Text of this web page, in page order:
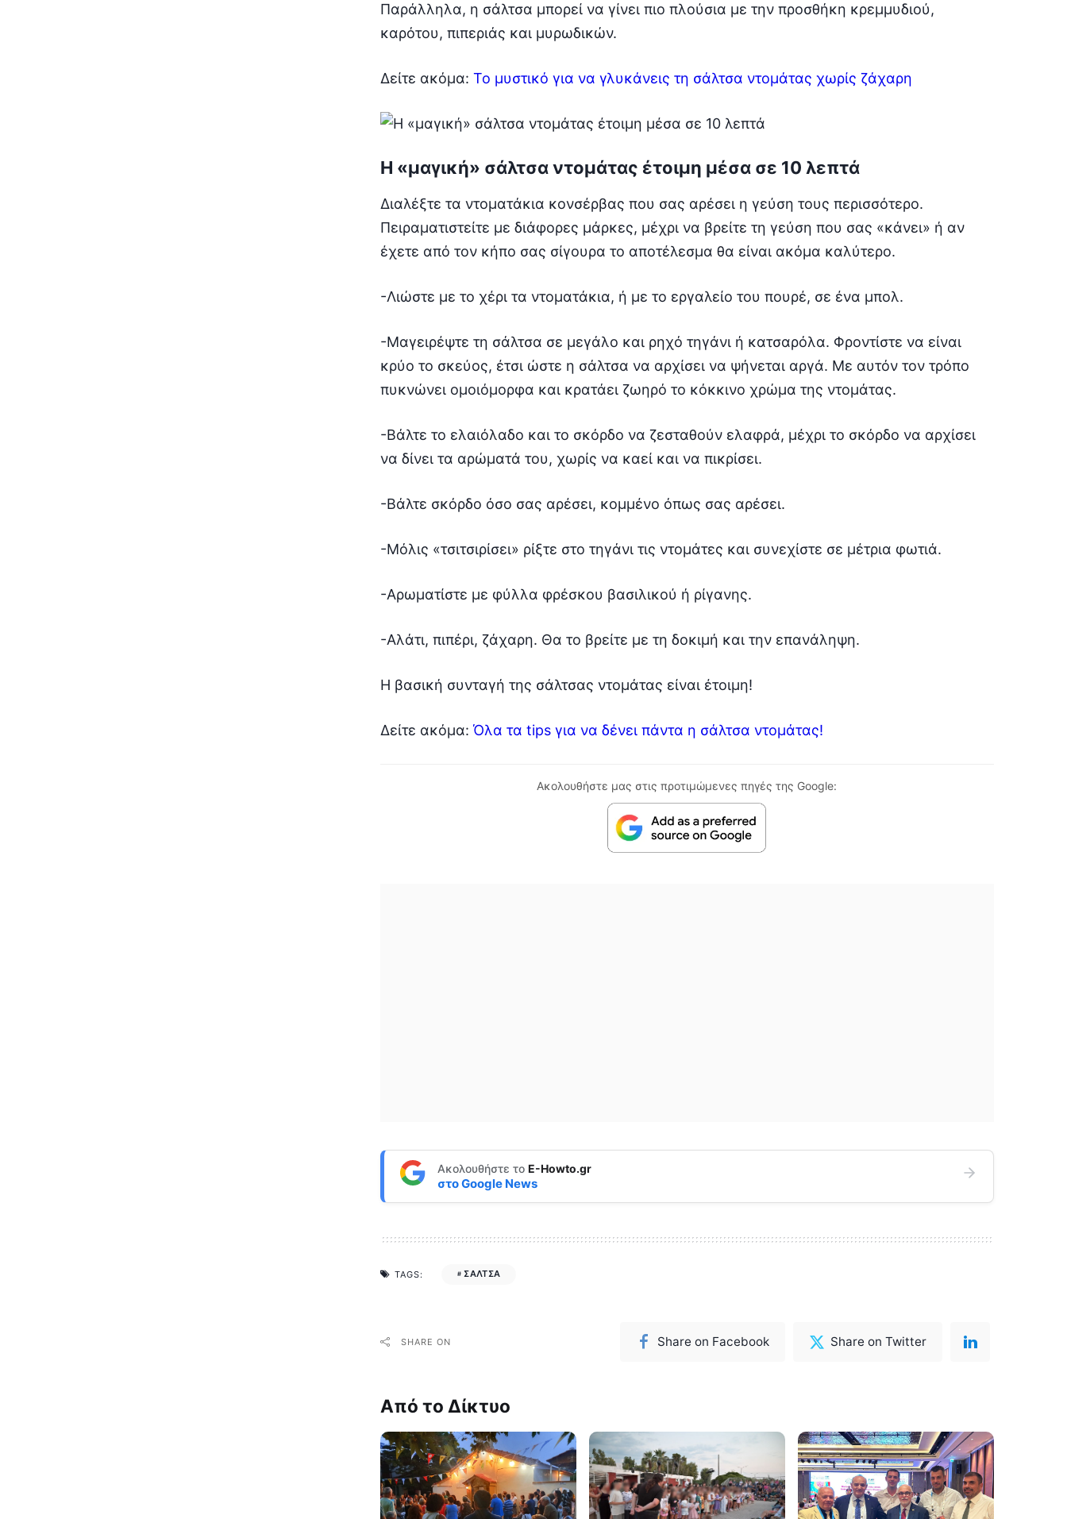
Παράλληλα, η σάλτσα μπορεί να γίνει πιο πλούσια με την προσθήκη κρεμμυδιού,
καρότου, πιπεριάς και μυρωδικών.
Δείτε ακόμα: Το μυστικό για να γλυκάνεις τη σάλτσα ντομάτας χωρίς ζάχαρη
Η «μαγική» σάλτσα ντομάτας έτοιμη μέσα σε 10 λεπτά
Διαλέξτε τα ντοματάκια κονσέρβας που σας αρέσει η γεύση τους περισσότερο.
Πειραματιστείτε με διάφορες μάρκες, μέχρι να βρείτε τη γεύση που σας «κάνει» ή αν
έχετε από τον κήπο σας σίγουρα το αποτέλεσμα θα είναι ακόμα καλύτερο.
-Λιώστε με το χέρι τα ντοματάκια, ή με το εργαλείο του πουρέ, σε ένα μπολ.
-Μαγειρέψτε τη σάλτσα σε μεγάλο και ρηχό τηγάνι ή κατσαρόλα. Φροντίστε να είναι
κρύο το σκεύος, έτσι ώστε η σάλτσα να αρχίσει να ψήνεται αργά. Με αυτόν τον τρόπο
πυκνώνει ομοιόμορφα και κρατάει ζωηρό το κόκκινο χρώμα της ντομάτας.
-Βάλτε το ελαιόλαδο και το σκόρδο να ζεσταθούν ελαφρά, μέχρι το σκόρδο να αρχίσει
να δίνει τα αρώματά του, χωρίς να καεί και να πικρίσει.
-Βάλτε σκόρδο όσο σας αρέσει, κομμένο όπως σας αρέσει.
-Μόλις «τσιτσιρίσει» ρίξτε στο τηγάνι τις ντομάτες και συνεχίστε σε μέτρια φωτιά.
-Αρωματίστε με φύλλα φρέσκου βασιλικού ή ρίγανης.
-Αλάτι, πιπέρι, ζάχαρη. Θα το βρείτε με τη δοκιμή και την επανάληψη.
Η βασική συνταγή της σάλτσας ντομάτας είναι έτοιμη!
Δείτε ακόμα: Όλα τα tips για να δένει πάντα η σάλτσα ντομάτας!
Ακολουθήστε μας στις προτιμώμενες πηγές της Google:
Ακολουθήστε το E-Howto.gr
στοGoogle News
TAGS: ΣΑΛΤΣΑ
SHARE ON Share on Facebook Share on Twitter
Από το Δίκτυο